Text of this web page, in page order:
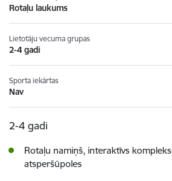
Rotaļu laukums
Lietotāju vecuma grupas
2-4 gadi
Sporta iekārtas
Nav
2-4 gadi
Rotaļu namiņš, interaktīvs
atsperšūpoles